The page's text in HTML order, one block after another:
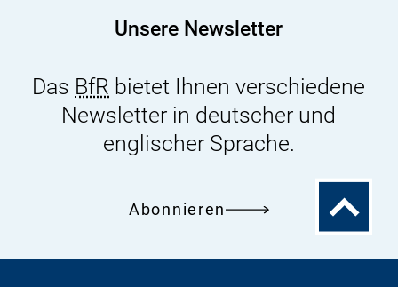
Unsere Newsletter
Das BfR bietet Ihnen verschiedene
Newsletter in deutscher und
englischer Sprache.
Abonnieren
Zum